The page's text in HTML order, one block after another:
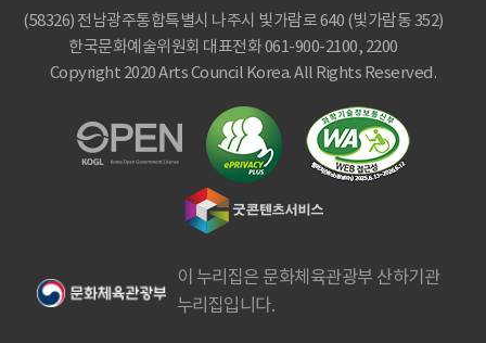
(58326) 전남광주통합특별시 나주시 빛가람로 640 (빛가람동 352)
한국문화예술위원회 대표전화 061-900-2100, 2200
Copyright 2020 Arts Council Korea. All Rights Reserved.
이 누리집은 문화체육관광부 산하기관
누리집입니다.